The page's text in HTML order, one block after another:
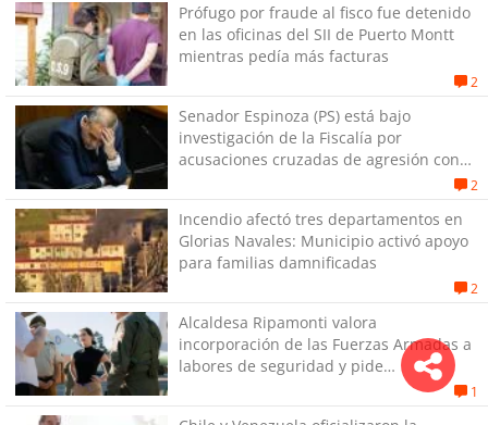
Prófugo por fraude al fisco fue detenido
en las oficinas del SII de Puerto Montt
mientras pedía más facturas
2
Senador Espinoza (PS) está bajo
investigación de la Fiscalía por
acusaciones cruzadas de agresión con
2
Incendio afectó tres departamentos en
Glorias Navales: Municipio activó apoyo
para familias damnificadas
2
Alcaldesa Ripamonti valora
incorporación de las Fuerzas Armadas a
labores de seguridad y pide
1